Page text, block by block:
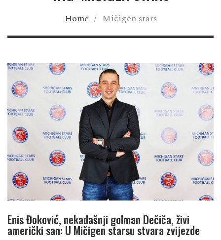
Home / Mičigen stars
Enis Đoković, nekadašnji golman Dečiča, živi
američki san: U Mičigen starsu stvara zvijezde